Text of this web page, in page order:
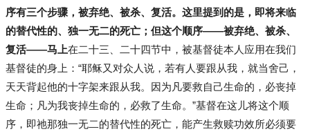
序有三个步骤，被弃绝、被杀、复活。这里提到的是，即将来临
的替代性的、独一无二的死亡；但这个顺序——被弃绝、被杀、
复活——马上在二十三、二十四节中，被基督徒本人应用在我们
基督徒的身上：“耶稣又对众人说，若有人要跟从我，就当舍己，
天天背起他的十字架来跟从我。因为凡要救自己生命的，必丧掉
生命；凡为我丧掉生命的，必救了生命。”基督在这儿将这个顺
序，即祂那独一无二的替代性的死亡，能产生救赎功效所必须要